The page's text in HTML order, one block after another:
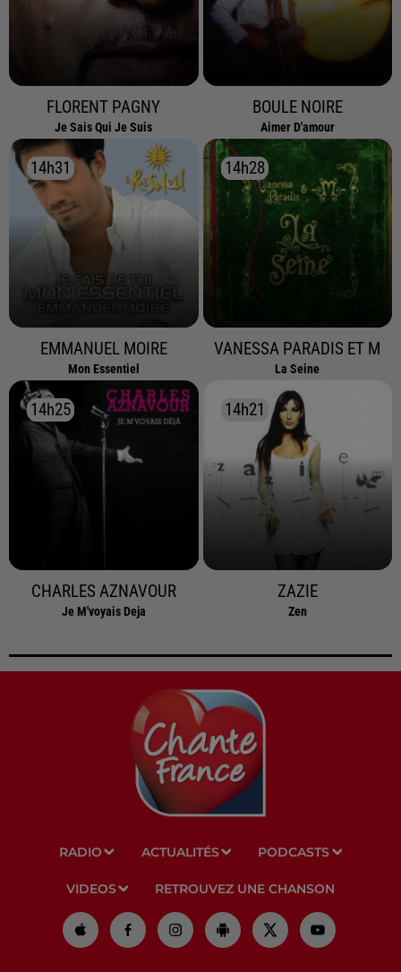
FLORENT PAGNY
Je Sais Qui Je Suis
BOULE NOIRE
Aimer D'amour
14h31
14h31
EMMANUEL MOIRE
Mon Essentiel
14h28
14h28
VANESSA PARADIS ET M
La Seine
14h25
14h25
CHARLES AZNAVOUR
Je M'voyais Deja
14h21
14h21
ZAZIE
Zen
RADIO ACTUALITÉS PODCASTS
VIDEOS RETROUVEZ UNE CHANSON